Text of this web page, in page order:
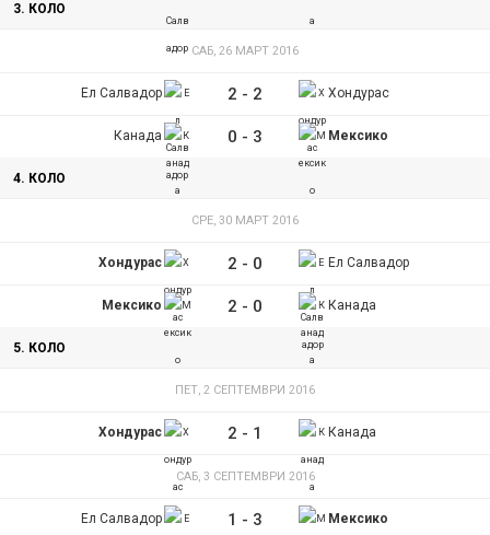
3. КОЛО
САБ, 26 МАРТ 2016
Ел Салвадор 2 - 2 Хондурас
Канада 0 - 3 Мексико
4. КОЛО
СРЕ, 30 МАРТ 2016
Хондурас 2 - 0 Ел Салвадор
Мексико 2 - 0 Канада
5. КОЛО
ПЕТ, 2 СЕПТЕМВРИ 2016
Хондурас 2 - 1 Канада
САБ, 3 СЕПТЕМВРИ 2016
Ел Салвадор 1 - 3 Мексико